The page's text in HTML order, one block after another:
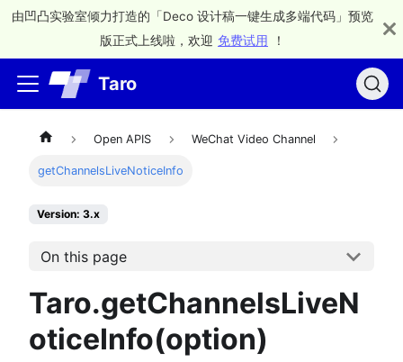
由凹凸实验室倾力打造的「Deco 设计稿一键生成多端代码」预览
版正式上线啦，欢迎 免费试用 ！
Taro
Open APIS WeChat Video Channel
getChannelsLiveNoticeInfo
Version: 3.x
On this page
Taro.getChannelsLiveN
oticeInfo(option)